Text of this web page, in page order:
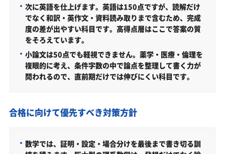
大阪大学の他の学部
大阪大学以外の薬学部・関連学部を偏差値から探す
大阪大学薬学部受験生からのよくある質問
次に英語を仕上げます。英語は150点ですが、読解だけ
でなく和訳・英作文・資料読み取りまで含むため、完成
度の差が出やすい科目です。高得点層はここで答案の質
をそろえています。
小論文は50点でも軽視できません。薬学・医療・倫理を
複眼的に考え、条件字数の中で論点を整理して書く力が
問われるので、直前期だけでは伸びにくい科目です。
合格に向けて優先すべき対策方針
数学では、証明・設定・場合分けを最後まで書き切る訓